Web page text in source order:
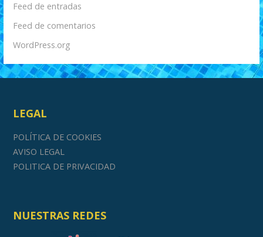
Feed de entradas
Feed de comentarios
WordPress.org
LEGAL
POLÍTICA DE COOKIES
AVISO LEGAL
POLITICA DE PRIVACIDAD
NUESTRAS REDES